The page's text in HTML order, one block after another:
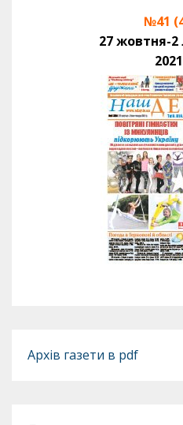
№41
27 жовтня-
Архів газети в pdf